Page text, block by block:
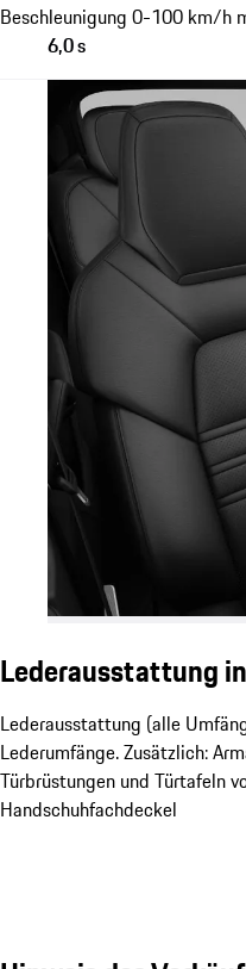
Beschleunigung 0-100 km/h
6,0 s
Lederausstattung
Lederausstattung (alle
Lederumfänge. Zusätzlich:
Türbrüstungen und Türtafeln
Handschuhfachdeckel